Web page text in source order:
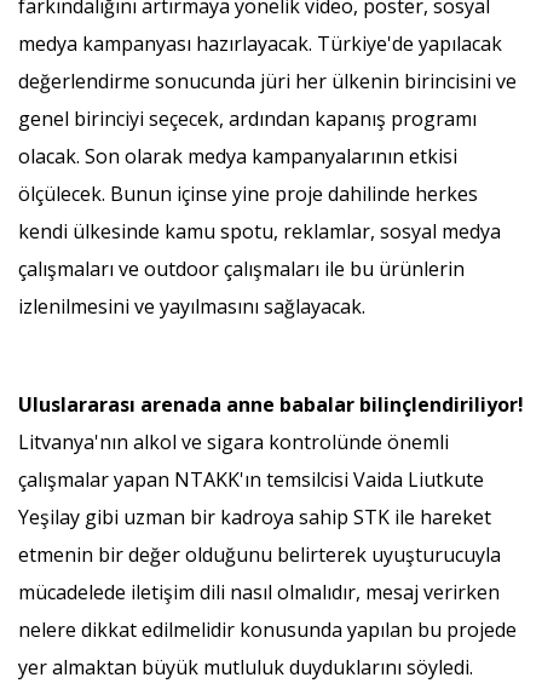
farkındalığını artırmaya yönelik video, poster, sosyal
medya kampanyası hazırlayacak. Türkiye'de yapılacak
değerlendirme sonucunda jüri her ülkenin birincisini ve
genel birinciyi seçecek, ardından kapanış programı
olacak. Son olarak medya kampanyalarının etkisi
ölçülecek. Bunun içinse yine proje dahilinde herkes
kendi ülkesinde kamu spotu, reklamlar, sosyal medya
çalışmaları ve outdoor çalışmaları ile bu ürünlerin
izlenilmesini ve yayılmasını sağlayacak.
Uluslararası arenada anne babalar bilinçlendiriliyor!
Litvanya'nın alkol ve sigara kontrolünde önemli
çalışmalar yapan NTAKK'ın temsilcisi Vaida Liutkute
Yeşilay gibi uzman bir kadroya sahip STK ile hareket
etmenin bir değer olduğunu belirterek uyuşturucuyla
mücadelede iletişim dili nasıl olmalıdır, mesaj verirken
nelere dikkat edilmelidir konusunda yapılan bu projede
yer almaktan büyük mutluluk duyduklarını söyledi.